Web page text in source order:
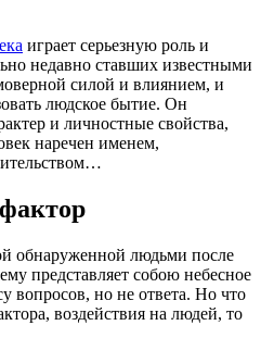
играет серьезную роль и
недавно ставших известными
силой и влиянием, и
людское бытие. Он
и личностные свойства,
наречен именем,
обнаруженной людьми после
представляет собою небесное
вопросов, но не ответа. Но что
воздействия на людей, то